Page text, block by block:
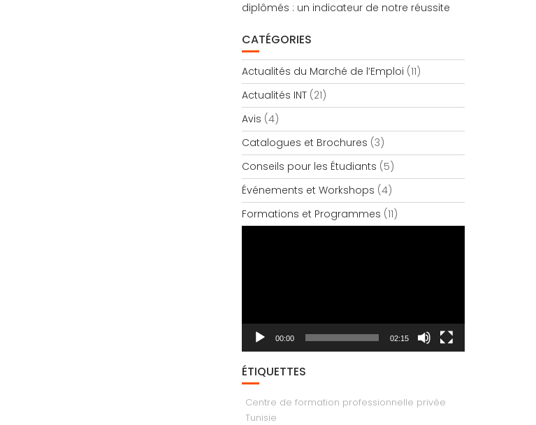
diplômés : un indicateur de notre réussite
CATÉGORIES
Actualités du Marché de l’Emploi (11)
Actualités INT(21)
Avis (4)
Catalogues et Brochures (3)
Conseils pour les Étudiants (5)
Événements et Workshops (4)
Formations et Programmes (11)
00:00 02:15
ÉTIQUETTES
Centre de formation professionnelle privée
Tunisie